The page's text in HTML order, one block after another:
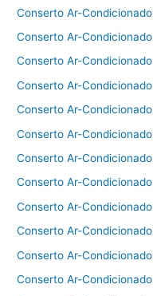
Conserto Ar-
Conserto Ar-
Conserto Ar-
Conserto Ar-
Conserto Ar-
Conserto Ar-
Conserto Ar-
Conserto Ar-
Conserto Ar-
Conserto Ar-
Conserto Ar-
Conserto Ar-